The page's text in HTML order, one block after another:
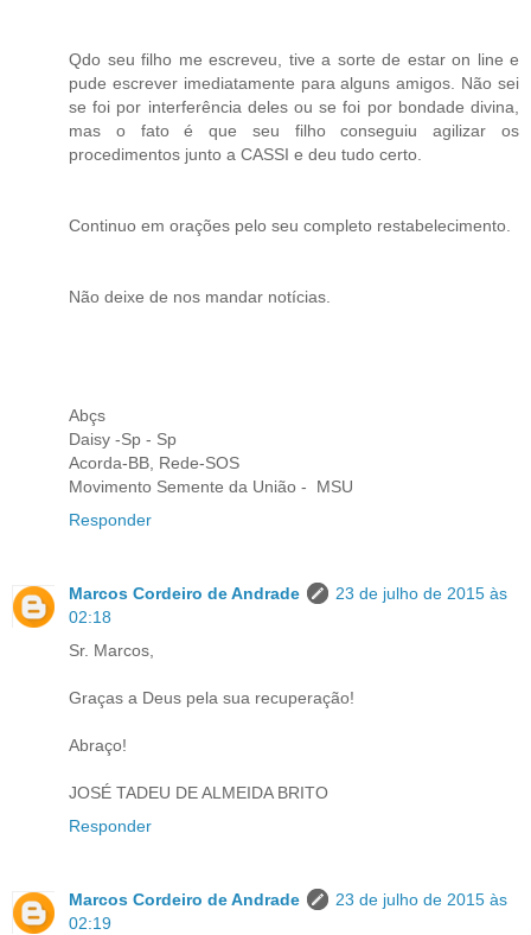
Qdo seu filho me escreveu, tive a sorte de estar on line e
pude escrever imediatamente para alguns amigos. Não sei
se foi por interferência deles ou se foi por bondade divina,
mas o fato é que seu filho conseguiu agilizar os
procedimentos junto a CASSI e deu tudo certo.
Continuo em orações pelo seu completo restabelecimento.
Não deixe de nos mandar notícias.
Abçs
Daisy -Sp - Sp
Acorda-BB, Rede-SOS
Movimento Semente da União - ​ MSU
Responder
Marcos Cordeiro de Andrade
23 de julho de 2015 às
02:18
Sr. Marcos,
Graças a Deus pela sua recuperação!
Abraço!
JOSÉ TADEU DE ALMEIDA BRITO
Responder
Marcos Cordeiro de Andrade
23 de julho de 2015 às
02:19